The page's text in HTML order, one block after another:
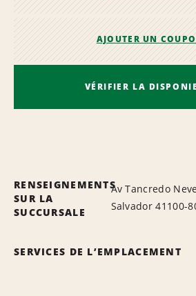
AJOUTER UN
VÉRIFIER LA
RENSEIGNEMENTS
SUR LA
SUCCURSALE
Av Tancredo
Salvador 41100-
SERVICES DE L’EMPLACEMENT